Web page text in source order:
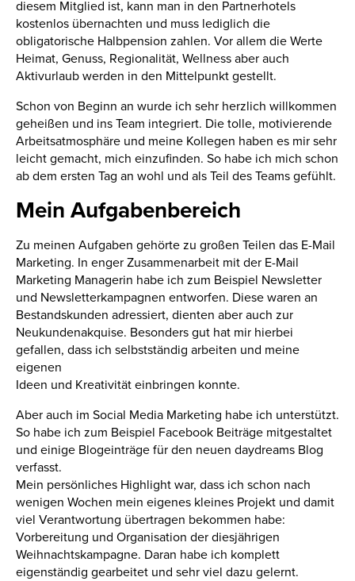
diesem Mitglied ist, kann man in den Partnerhotels
kostenlos übernachten und muss lediglich die
obligatorische Halbpension zahlen. Vor allem die Werte
Heimat, Genuss, Regionalität, Wellness aber auch
Aktivurlaub werden in den Mittelpunkt gestellt.
Schon von Beginn an wurde ich sehr herzlich willkommen
geheißen und ins Team integriert. Die tolle, motivierende
Arbeitsatmosphäre und meine Kollegen haben es mir sehr
leicht gemacht, mich einzufinden. So habe ich mich schon
ab dem ersten Tag an wohl und als Teil des Teams gefühlt.
Mein Aufgabenbereich
Zu meinen Aufgaben gehörte zu großen Teilen das E-Mail
Marketing. In enger Zusammenarbeit mit der E-Mail
Marketing Managerin habe ich zum Beispiel Newsletter
und Newsletterkampagnen entworfen. Diese waren an
Bestandskunden adressiert, dienten aber auch zur
Neukundenakquise. Besonders gut hat mir hierbei
gefallen, dass ich selbstständig arbeiten und meine
eigenen
Ideen und Kreativität einbringen konnte.
Aber auch im Social Media Marketing habe ich unterstützt.
So habe ich zum Beispiel Facebook Beiträge mitgestaltet
und einige Blogeinträge für den neuen daydreams Blog
verfasst.
Mein persönliches Highlight war, dass ich schon nach
wenigen Wochen mein eigenes kleines Projekt und damit
viel Verantwortung übertragen bekommen habe:
Vorbereitung und Organisation der diesjährigen
Weihnachtskampagne. Daran habe ich komplett
eigenständig gearbeitet und sehr viel dazu gelernt.